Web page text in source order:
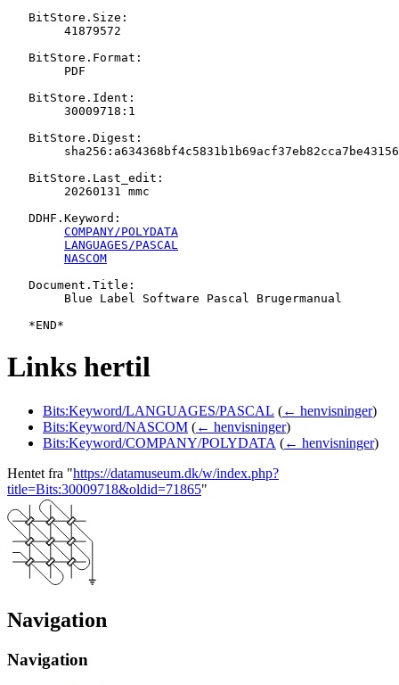
   BitStore.Size:
   BitStore.Format:
   BitStore.Ident:
   BitStore.Digest:
   BitStore.Last_edit:
   DDHF.Keyword:
COMPANY/POLYDATA
LANGUAGES/PASCAL
NASCOM
   Document.Title:
Links hertil
Bits:Keyword/LANGUAGES/PASCAL (← henvisninger)
Bits:Keyword/NASCOM (← henvisninger)
Bits:Keyword/COMPANY/POLYDATA (← henvisninger)
Hentet fra "https://datamuseum.dk/w/index.php?
title=Bits:30009718&oldid=71865"
Navigation
Navigation